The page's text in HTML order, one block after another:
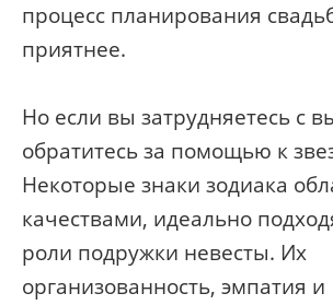
процесс планирования
приятнее.
Но если вы затрудняетесь с
обратитесь за помощью к
Некоторые знаки зодиака
качествами, идеально
роли подружки невесты. Их
организованность, эмпатия и